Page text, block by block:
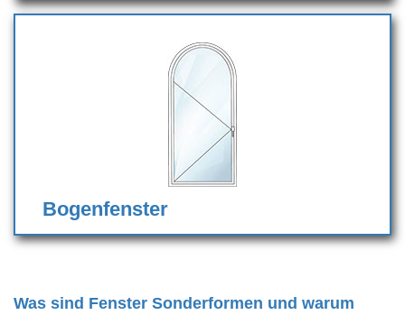
Bogenfenster
Was sind Fenster Sonderformen und warum